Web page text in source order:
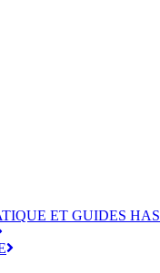
ET GUIDES HAS